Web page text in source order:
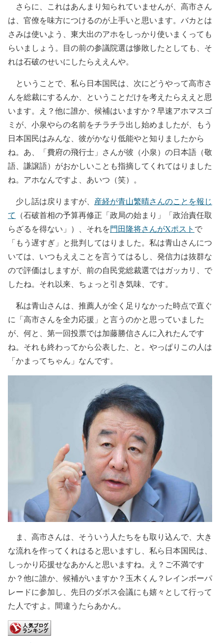
さらに、これはあんまり知られていませんが、高市さん
は、官僚を味方につけるのが上手いと思います。バカとは
さみは使いよう、東大出のアホをしっかり使いまくっても
らいましょう。目の前の参議院選は惨敗したとしても、そ
れは石破のせいにしたらええんや。
ということで、私ら日本国民は、次にどうやって高市さ
んを総裁にするんか、ということだけを考えたらええと思
います。え？他に誰か、候補はいますか？早速アホマスゴ
ミが、小泉やらの名前をチラチラ出し始めましたが、もう
日本国民はみんな、彼がかなり低能やと知りましたから
ね。あ、「費府の飛行士」さんが彼（小泉）の日本語（敬
語、謙譲語）がおかしいことも指摘してくれてはりました
ね。アホなんですよ、あいつ（笑）。
少し話は戻りますが、 産経が青山繁晴さんのことを報じ
て （石破首相の予算再修正「政局の始まり」「政治責任取
らざるを得ない」）、それを門田隆将さんがXポスト で
「もう遅すぎ」と批判してはりました。私は青山さんにつ
いては、いつもええことを言うてはるし、発信力は抜群な
ので評価はしますが、前の自民党総裁選ではガッカリ、で
したね。それ以来、ちょっと引き気味、です。
私は青山さんは、推薦人が全く足りなかった時点で直ぐ
に「高市さんを全力応援」と言うのかと思っていました
が、何と、第一回投票では加藤勝信さんに入れたんです
ね。それも終わってから公表した、と。やっぱりこの人は
「かまってちゃん」なんです。
ま、高市さんは、そういう人たちをも取り込んで、大き
な流れを作ってくれはると思いますし、私ら日本国民は、
しっかり応援せなあかんと思いますね。え？ご不満です
か？他に誰か、候補がいますか？玉木くん？レインボーパ
レードに参加し、先日のダボス会議にも嬉々として行って
た人ですよ。間違うたらあかん。